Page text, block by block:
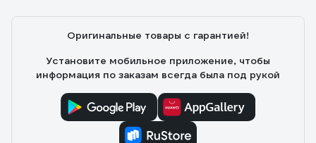
Оригинальные товары с гарантией!
Установите мобильное приложение, чтобы
информация по заказам всегда была под рукой